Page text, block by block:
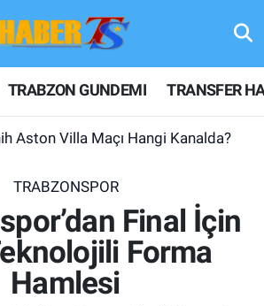
TRABZON GUNDEMI TRANSFER
Aston Villa Maçı Hangi Kanalda?
TRABZONSPOR
Final İçin
Forma
Hamlesi